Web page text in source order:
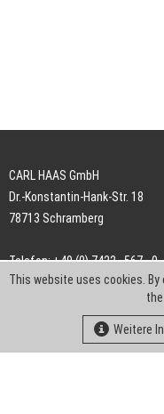
CARL HAAS GmbH
Dr.-Konstantin-Hank-Str. 18
78713 Schramberg
Telefon: +49 (0) 7422 . 567 - 0
Telefax: +49 (0) 7422 . 567 -
info-ch@kern-
This website uses cookies.
Weitere